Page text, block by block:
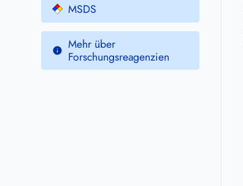
MSDS
Mehr über
Forschungsreagenzien